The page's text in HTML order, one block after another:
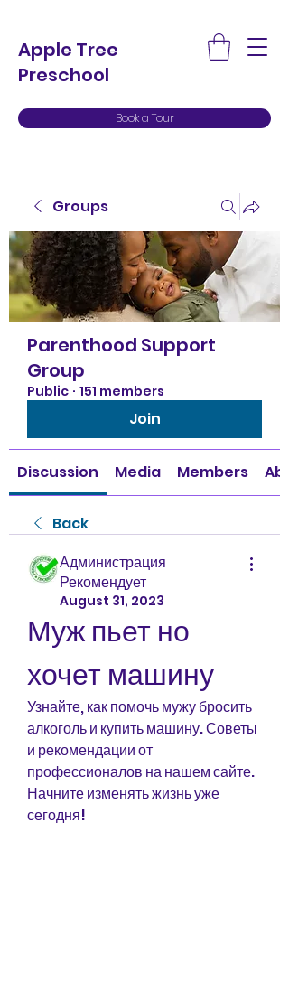
Apple Tree
Preschool
Book a Tour
Groups
Parenthood Support
Group
Public · 151 members
Join
Discussion Media Members
Back
Администрация
Рекомендует
August 31, 2023
Муж пьет но
хочет машину
Узнайте, как помочь мужу бросить
алкоголь и купить машину. Советы
и рекомендации от
профессионалов на нашем сайте.
Начните изменять жизнь уже
сегодня!